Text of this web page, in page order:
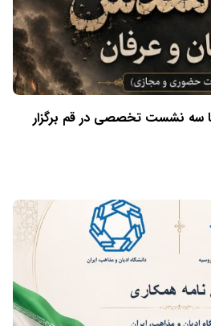
با سه نشست تخصصی در قم برگزار